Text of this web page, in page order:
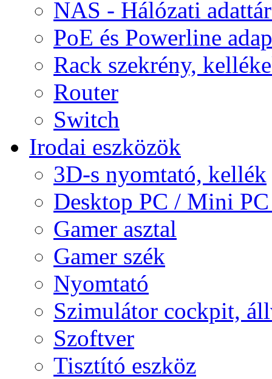
NAS - Hálózati
PoE és Powerline
Rack szekrény,
Router
Switch
Irodai eszközök
3D-s nyomtató, kellék
Desktop PC / Mini
Gamer asztal
Gamer szék
Nyomtató
Szimulátor cockpit,
Szoftver
Tisztító eszköz